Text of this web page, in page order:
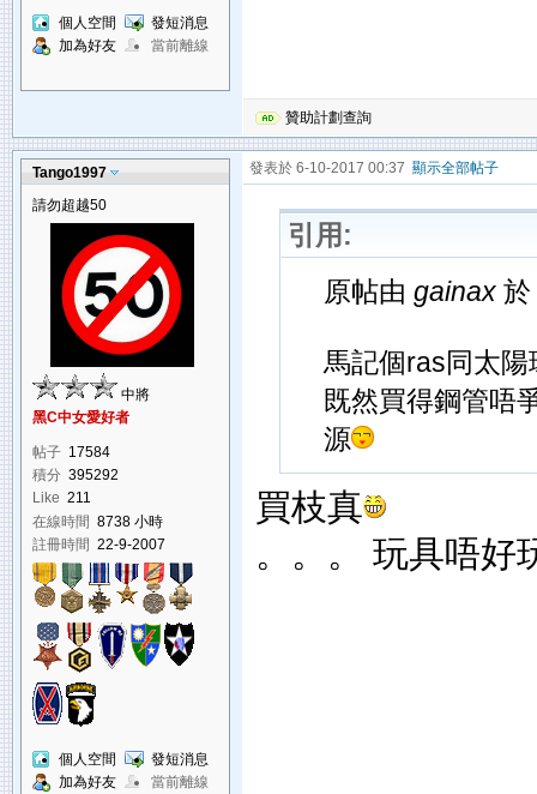
個人空間
發短消息
加為好友
當前離線
贊助計劃查詢
Tango1997
請勿超越50
中將
黑C中女愛好者
帖子 17584
積分 395292
Like 211
在線時間 8738 小時
註冊時間 22-9-2007
個人空間
發短消息
加為好友
當前離線
發表於 6-10-2017 00:37 顯示全部帖子
引用:
原帖由 gainax於
馬記個ras同太
既然買得鋼管唔
源
買枝真
。。。 玩具唔好